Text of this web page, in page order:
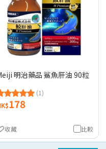
明治藥品 鯊魚肝油 90粒
(1)
178
比較
收藏